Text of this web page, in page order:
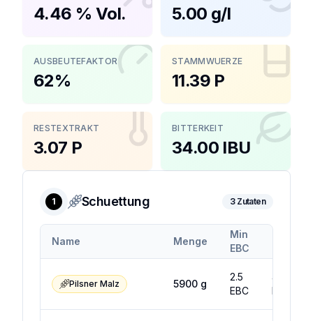
4.46 % Vol. 5.00 g/l
AUSBEUTEFAKTOR
62%
STAMMWUERZE
11.39 P
RESTEXTRAKT
3.07 P
BITTERKEIT
34.00 IBU
1 Schuettung 3Zutaten
Name Menge
Min
EBC
Pilsner Malz 5900 g
2.5
EBC
4.5
EBC